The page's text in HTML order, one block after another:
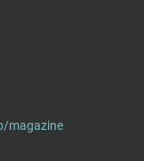
magazine